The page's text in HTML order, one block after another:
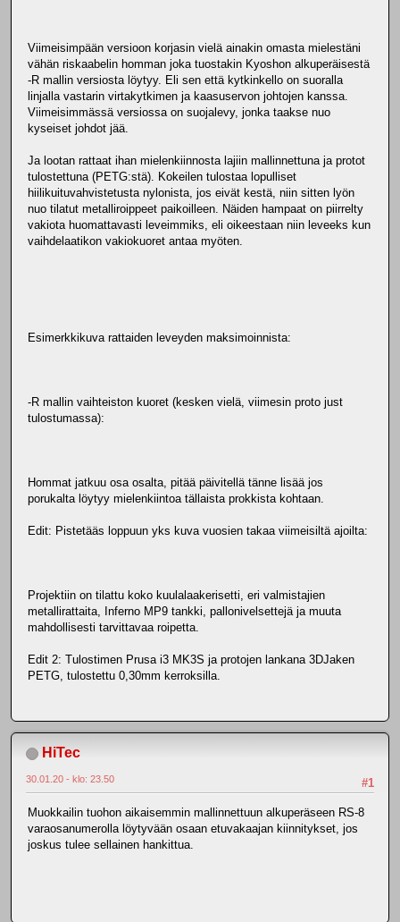
Viimeisimpään versioon korjasin vielä ainakin omasta mielestäni
vähän riskaabelin homman joka tuostakin Kyoshon alkuperäisestä
-R mallin versiosta löytyy. Eli sen että kytkinkello on suoralla
linjalla vastarin virtakytkimen ja kaasuservon johtojen kanssa.
Viimeisimmässä versiossa on suojalevy, jonka taakse nuo
kyseiset johdot jää.
Ja lootan rattaat ihan mielenkiinnosta lajiin mallinnettuna ja protot
tulostettuna (PETG:stä). Kokeilen tulostaa lopulliset
hiilikuituvahvistetusta nylonista, jos eivät kestä, niin sitten lyön
nuo tilatut metalliroippeet paikoilleen. Näiden hampaat on piirrelty
vakiota huomattavasti leveimmiks, eli oikeestaan niin leveeks kun
vaihdelaatikon vakiokuoret antaa myöten.
Esimerkkikuva rattaiden leveyden maksimoinnista:
-R mallin vaihteiston kuoret (kesken vielä, viimesin proto just
tulostumassa):
Hommat jatkuu osa osalta, pitää päivitellä tänne lisää jos
porukalta löytyy mielenkiintoa tällaista prokkista kohtaan.
Edit: Pistetääs loppuun yks kuva vuosien takaa viimeisiltä ajoilta:
Projektiin on tilattu koko kuulalaakerisetti, eri valmistajien
metallirattaita, Inferno MP9 tankki, pallonivelsettejä ja muuta
mahdollisesti tarvittavaa roipetta.
Edit 2: Tulostimen Prusa i3 MK3S ja protojen lankana 3DJaken
PETG, tulostettu 0,30mm kerroksilla.
HiTec
#1
30.01.20 - klo: 23.50
Muokkailin tuohon aikaisemmin mallinnettuun alkuperäseen RS-8
varaosanumerolla löytyvään osaan etuvakaajan kiinnitykset, jos
joskus tulee sellainen hankittua.